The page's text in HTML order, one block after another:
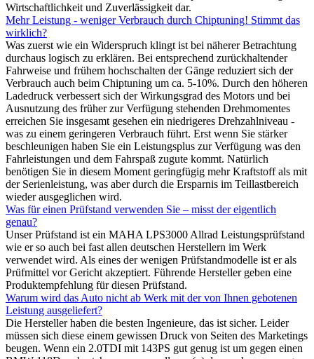
Wirtschaftlichkeit und Zuverlässigkeit dar.
Mehr Leistung - weniger Verbrauch durch Chiptuning! Stimmt das
wirklich?
Was zuerst wie ein Widerspruch klingt ist bei näherer Betrachtung
durchaus logisch zu erklären. Bei entsprechend zurückhaltender
Fahrweise und frühem hochschalten der Gänge reduziert sich der
Verbrauch auch beim Chiptuning um ca. 5-10%. Durch den höheren
Ladedruck verbessert sich der Wirkungsgrad des Motors und bei
Ausnutzung des früher zur Verfügung stehenden Drehmomentes
erreichen Sie insgesamt gesehen ein niedrigeres Drehzahlniveau -
was zu einem geringeren Verbrauch führt. Erst wenn Sie stärker
beschleunigen haben Sie ein Leistungsplus zur Verfügung was den
Fahrleistungen und dem Fahrspaß zugute kommt. Natürlich
benötigen Sie in diesem Moment geringfügig mehr Kraftstoff als mit
der Serienleistung, was aber durch die Ersparnis im Teillastbereich
wieder ausgeglichen wird.
Was für einen Prüfstand verwenden Sie – misst der eigentlich
genau?
Unser Prüfstand ist ein MAHA LPS3000 Allrad Leistungsprüfstand
wie er so auch bei fast allen deutschen Herstellern im Werk
verwendet wird. Als eines der wenigen Prüfstandmodelle ist er als
Prüfmittel vor Gericht akzeptiert. Führende Hersteller geben eine
Produktempfehlung für diesen Prüfstand.
Warum wird das Auto nicht ab Werk mit der von Ihnen gebotenen
Leistung ausgeliefert?
Die Hersteller haben die besten Ingenieure, das ist sicher. Leider
müssen sich diese einem gewissen Druck von Seiten des Marketings
beugen. Wenn ein 2.0TDI mit 143PS gut genug ist um gegen einen